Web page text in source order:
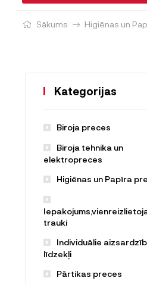
Sākums Higiēnas un
Kategorijas
Biroja preces
Biroja tehnika un
elektropreces
Higiēnas un Papīra
trauki
Individuālie
līdzekļi
Pārtikas preces